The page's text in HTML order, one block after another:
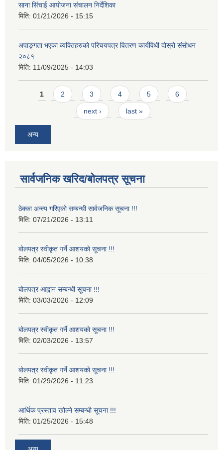
साना सिंचाई आयोजना संचालन निर्देशिका
मिति: 01/21/2026 - 15:15
अपाङ्गता भएका व्यक्तिहरुको परिचयपत्र वितरण कार्यविधी दोस्रो संसोधन
२०८१
मिति: 11/09/2025 - 14:03
Pages
1 2 3 4 5 6
next › last »
अन्य
सार्वजनिक खरिद/बोलपत्र सूचना
ठेक्का अन्त्य गरिएको सम्बन्धी सार्वजनिक सूचना !!!
मिति: 07/21/2026 - 13:11
बोलपत्र स्वीकृत गर्ने आशयको सूचना !!!
मिति: 04/05/2026 - 10:38
बोलपत्र आह्वान सम्बन्धी सूचना !!!
मिति: 03/03/2026 - 12:09
बोलपत्र स्वीकृत गर्ने आशयको सूचना !!!
मिति: 02/03/2026 - 13:57
बोलपत्र स्वीकृत गर्ने आशयको सूचना !!!
मिति: 01/29/2026 - 11:23
आर्थिक प्रस्ताव खोल्ने सम्बन्धी सूचना !!!
मिति: 01/25/2026 - 15:48